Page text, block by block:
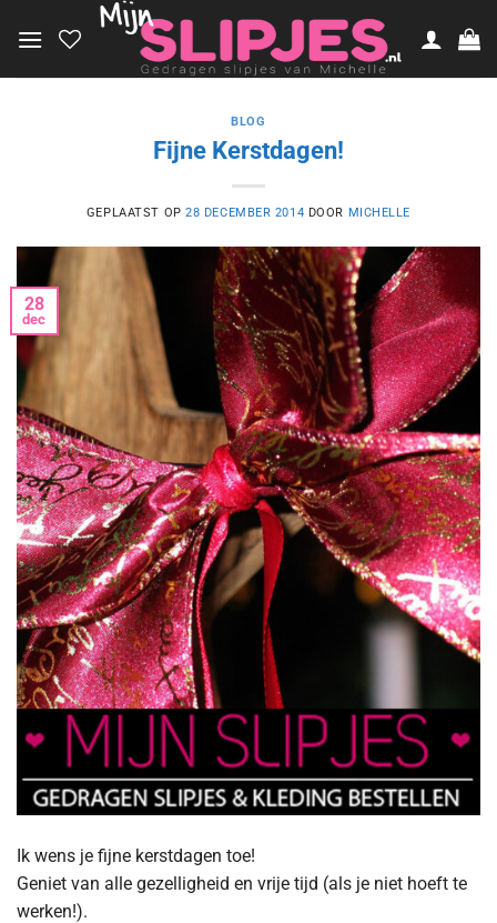
naar
BLOG
Fijne Kerstdagen!
GEPLAATST OP28 DECEMBER 2014 DOOR MICHELLE
28
dec
Ik wens je fijne kerstdagen toe!
Geniet van alle gezelligheid en vrije tijd (als je niet hoeft te
werken!).